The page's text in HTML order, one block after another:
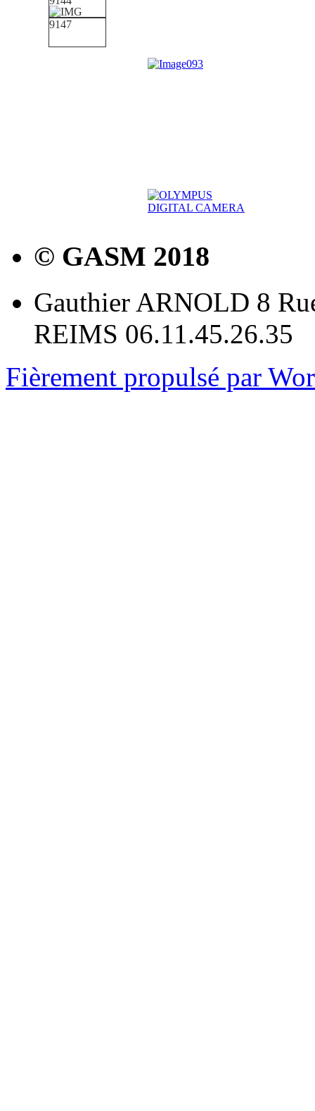
© GASM 2018
Gauthier ARNOLD 8
REIMS 06.11.45.26.35
Fièrement propulsé par